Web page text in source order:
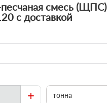
смесь (ЩПС)
с доставкой
+ тонна